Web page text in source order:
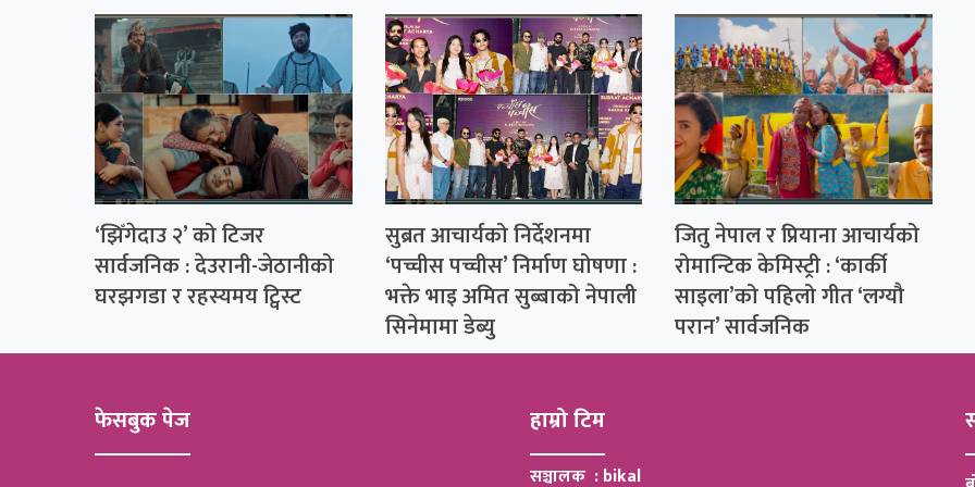
‘झिँगेदाउ २’ को टिजर
सार्वजनिक : देउरानी-जेठानीको
घरझगडा र रहस्यमय ट्विस्ट
सुब्रत आचार्यको निर्देशनमा
‘पच्चीस पच्चीस’ निर्माण घोषणा :
भक्ते भाइ अमित सुब्बाको नेपाली
सिनेमामा डेब्यु
जितु नेपाल र प्रियाना आचार्यको
रोमान्टिक केमिस्ट्री : ‘कार्की
साइला’को पहिलो गीत ‘लग्यौ
परान’ सार्वजनिक
फेसबुक पेज हाम्रो टिम
सञ्चालक : bikal